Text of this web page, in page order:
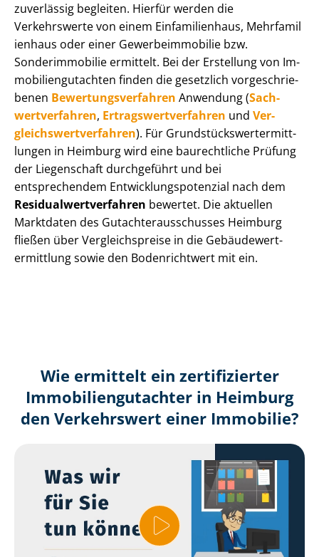
zuverlässig begleiten. Hierfür werden die
Verkehrswerte von einem Einfamilienhaus, Mehr­fa­mi­l
i­en­haus oder einer Ge­wer­be­im­mo­bi­lie bzw.
Sonderimmobilie ermittelt. Bei der Erstellung von Im­
mo­bi­li­en­gut­ach­ten finden die gesetzlich vor­ge­schrie­
be­nen Be­wer­tungs­ver­fah­ren Anwendung (Sach­
wert­ver­fah­ren, Er­trags­wert­ver­fah­ren und Ver­
gleichs­wert­ver­fah­ren). Für Grund­stücks­wert­ermitt­
lun­gen in Heimburg wird eine baurechtliche Prüfung
der Liegenschaft durchgeführt und bei
entsprechendem Ent­wick­lungs­po­ten­zi­al nach dem
Re­si­du­al­wert­ver­fah­ren bewertet. Die aktuellen
Marktdaten des Gut­ach­ter­aus­schus­ses Heimburg
fließen über Ver­gleichs­prei­se in die Ge­bäu­de­wert­
ermitt­lung sowie den Bodenrichtwert mit ein.
Wie ermittelt ein zertifizierter
Immobilien­gutachter in Heimburg
den Verkehrswert einer Immobilie?